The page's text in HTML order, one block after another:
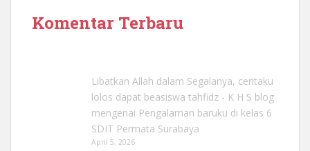
Komentar Terbaru
Libatkan Allah dalam Segalanya, ceritaku
lolos dapat beasiswa tahfidz - K H S blog
mengenai Pengalaman baruku di kelas 6
SDIT Permata Surabaya
April 5, 2026